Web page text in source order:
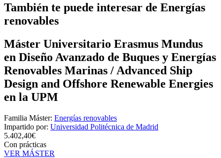
También te puede interesar de Energías
renovables
Máster Universitario Erasmus Mundus
en Diseño Avanzado de Buques y Energías
Renovables Marinas / Advanced Ship
Design and Offshore Renewable Energies
en la UPM
Familia Máster: Energías renovables
Impartido por: Universidad Politécnica de Madrid
5.402,40€
Con prácticas
VER MÁSTER